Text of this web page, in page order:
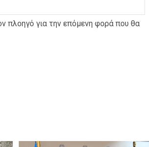
πλοηγό για την επόμενη φορά που θα